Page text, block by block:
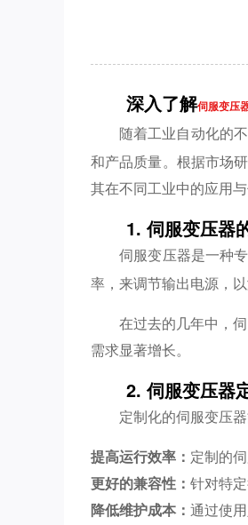
深入了解伺服变压
随着工业自动化的不
和产品质量。根据市场
其在不同工业中的应用
1. 伺服变压器
伺服变压器是一种
率，来调节输出电源，
在过去的几年中，
需求显著增长。
2. 伺服变压器
定制化的伺服变压
提高运行效率： 定制的
更好的兼容性： 针对特
降低维护成本： 通过使